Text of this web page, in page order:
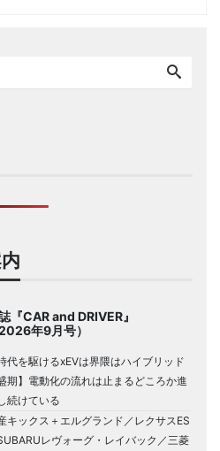
『CAR and DRIVER』
2026年9月号）
時代を駆けるxEVは界隈はハイブリッド
期】電動化の流れは止まるどころか進
続けている
キックス＋エルグランド／レクサスES
レヴォーグ・レイバック／三菱